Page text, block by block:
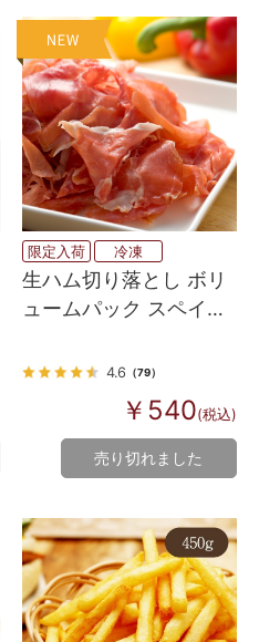
限定入荷 冷凍
生ハム切り落とし ボリ
ュームパック スペイン
4.6 （79）
￥540(税込)
売り切れました